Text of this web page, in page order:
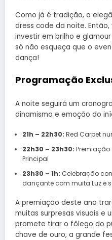
Como já é tradição, a
dress code da noite.
investir em brilho e
só não esqueça que o
dança!
Programação
A noite seguirá um
dinamismo e emoção do
21h – 22h30: Red Carpet
22h30 – 23h30: Premiação
Principal
23h30 – 1h: Celebração
dançante com muita Luz e
A premiação deste ano
muitas surpresas visuais e
promete tirar o fôlego do
chave de ouro, a grande